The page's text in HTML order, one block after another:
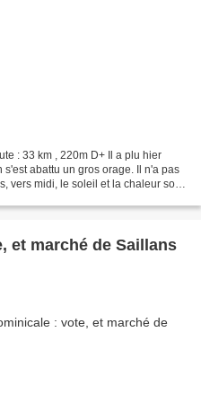
: 33 km , 220m D+ Il a plu hier
s'est abattu un gros orage. Il n'a pas
vers midi, le soleil et la chaleur sont
et marché de Saillans